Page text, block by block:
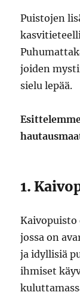
Puistojen
joiden
sielu lepää.
1.
Kaivopuisto
jossa on
ja idyllisiä
ihmiset